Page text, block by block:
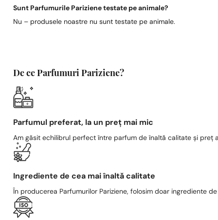
Sunt Parfumurile Pariziene testate pe animale?
Nu – produsele noastre nu sunt testate pe animale.
De ce Parfumuri Pariziene?
Parfumul preferat, la un preț mai mic
Am găsit echilibrul perfect între parfum de înaltă calitate și preț
Ingrediente de cea mai înaltă calitate
În producerea Parfumurilor Pariziene, folosim doar ingrediente